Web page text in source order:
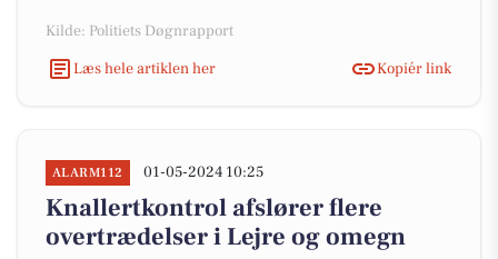
Kilde: Politiets Døgnrapport
Læs hele artiklen her
Kopiér link
ALARM112 01-05-2024 10:25
Knallertkontrol afslører flere
overtrædelser i Lejre og omegn